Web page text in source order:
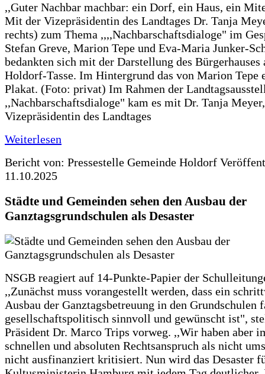
,,Guter Nachbar machbar: ein Dorf, ein Haus, ein
Mit der Vizepräsidentin des Landtages Dr. Tanja
rechts) zum Thema ,,,,Nachbarschaftsdialoge" im
Stefan Greve, Marion Tepe und Eva-Maria Junker-
bedankten sich mit der Darstellung des Bürgerhauses
Holdorf-Tasse. Im Hintergrund das von Marion Tepe
Plakat. (Foto: privat) Im Rahmen der
,,Nachbarschaftsdialoge" kam es mit Dr. Tanja Meyer,
Vizepräsidentin des Landtages
Weiterlesen
Bericht von: Pressestelle Gemeinde Holdorf
11.10.2025
Städte und Gemeinden sehen den Ausbau der
Ganztagsgrundschulen als Desaster
NSGB reagiert auf 14-Punkte-Papier der
,,Zunächst muss vorangestellt werden, dass ein
Ausbau der Ganztagsbetreuung in den Grundschulen
gesellschaftspolitisch sinnvoll und gewünscht ist",
Präsident Dr. Marco Trips vorweg. ,,Wir haben aber
schnellen und absoluten Rechtsanspruch als nicht
nicht ausfinanziert kritisiert. Nun wird das Desaster